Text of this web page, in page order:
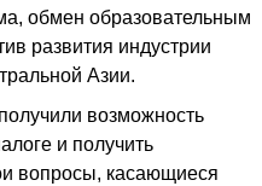
обмен образовательным
развития индустрии
Азии.
возможность
и получить
вопросы, касающиеся